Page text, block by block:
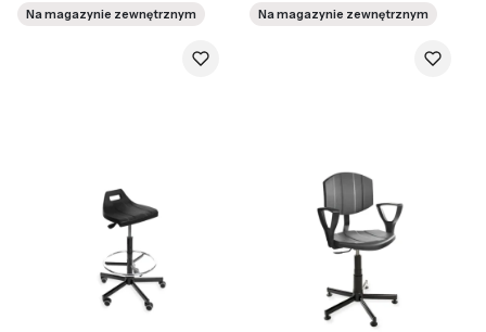
Na magazynie zewnętrznym Na magazynie zewnętrznym